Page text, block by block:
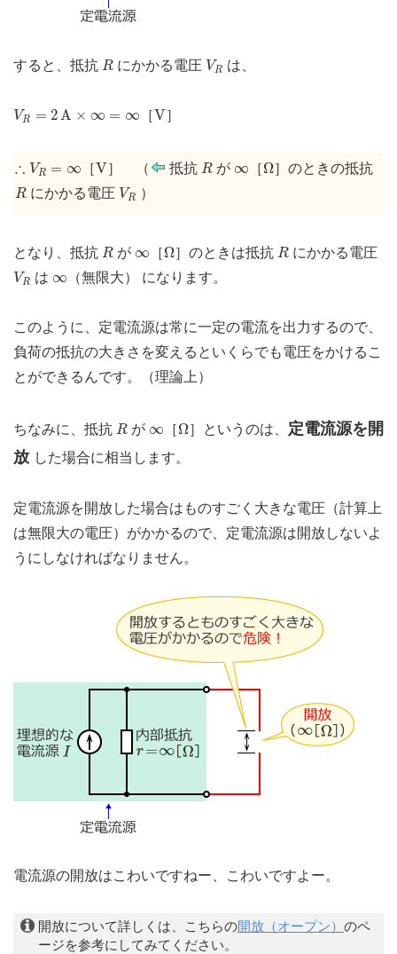
すると、抵抗 R
R にかかる電圧 VR
VR は、
VR = 2A × ∞ = ∞
VR A × ∞ = ∞ ［V
V］
∴ VR = ∞
∴ VR ［V
V］ （ 抵抗 R
Rが ∞
∞ ［Ω
Ω］のときの抵抗
R
R にかかる電圧 VR
VR ）
となり、抵抗 R
R が ∞
∞ ［Ω
Ω］のときは抵抗 R
R にかかる電圧
VR
VR は ∞
∞ （無限大） になります。
このように、定電流源は常に一定の電流を出力するので、
負荷の抵抗の大きさを変えるといくらでも電圧をかけるこ
とができるんです。（理論上）
ちなみに、抵抗 R
R が ∞
∞ ［Ω
Ω］というのは、 定電流源を開
放 した場合に相当します。
定電流源を開放した場合はものすごく大きな電圧（計算上
は無限大の電圧）がかかるので、定電流源は開放しないよ
うにしなければなりません。
電流源の開放はこわいですねー、こわいですよー。
開放について詳しくは、こちらの開放（オープン） のペ
ージを参考にしてみてください。